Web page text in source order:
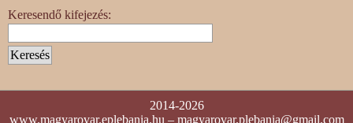
Keresendő kifejezés:
2014-2026
www.magyarovar.eplebania.hu – magyarovar.plebania@gmail.com